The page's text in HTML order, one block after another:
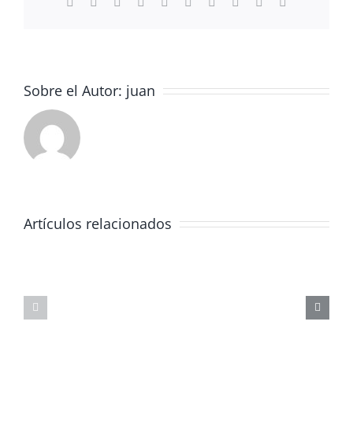
Sobre el Autor: juan
Artículos relacionados